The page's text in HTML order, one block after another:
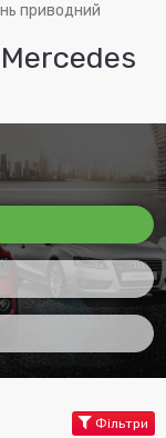
приводний
Фільтри